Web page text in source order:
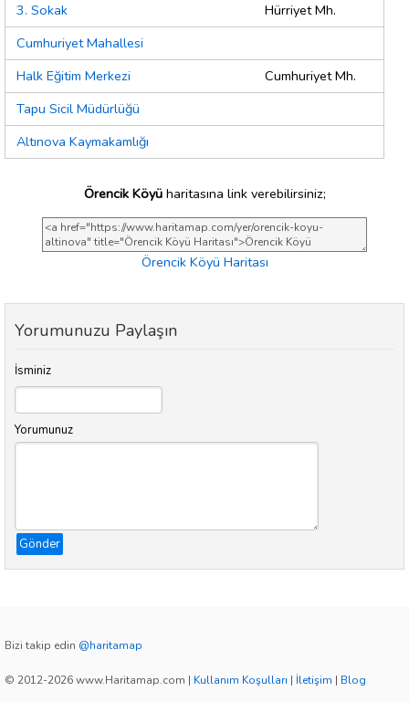
3. Sokak
Hürriyet Mh.
Cumhuriyet Mahallesi
Halk Eğitim Merkezi
Cumhuriyet Mh.
Tapu Sicil Müdürlüğü
Altınova Kaymakamlığı
Örencik Köyüharitasına link verebilirsiniz;
Örencik Köyü Haritası
Yorumunuzu Paylaşın
İsminiz
Yorumunuz
Gönder
Bizi takip edin @haritamap
© 2012-2026 www.Haritamap.com | Kullanım Koşulları | İletişim | Blog